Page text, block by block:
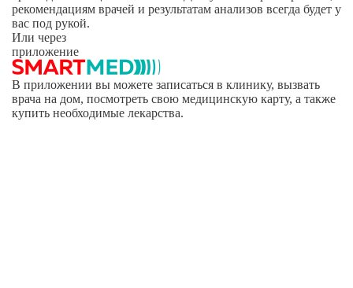
рекомендациям врачей и результатам анализов всегда будет у
вас под рукой.
Или через
приложение
В приложении вы можете записаться в клинику, вызвать
врача на дом, посмотреть свою медицинскую карту, а также
купить необходимые лекарства.